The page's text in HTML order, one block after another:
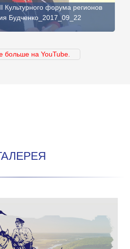
Культурного форума регионов
Будченко_2017_09_22
больше на YouTube.